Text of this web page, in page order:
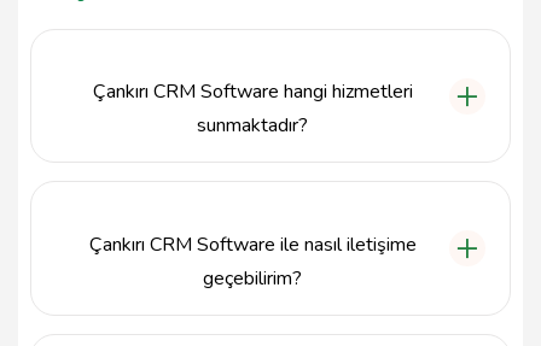
Çankırı CRM Software hangi hizmetleri
sunmaktadır?
yönetmelerine yardımcı olmaktadır.
Çankırı CRM Software ile nasıl iletişime
geçebilirim?